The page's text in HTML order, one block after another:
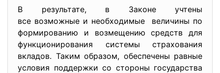
В результате, в Законе учтены
все возможные и необходимые величины по
формированию и возмещению средств для
функционирования системы страхования
вкладов. Таким образом, обеспечены равные
условия поддержки со стороны государства